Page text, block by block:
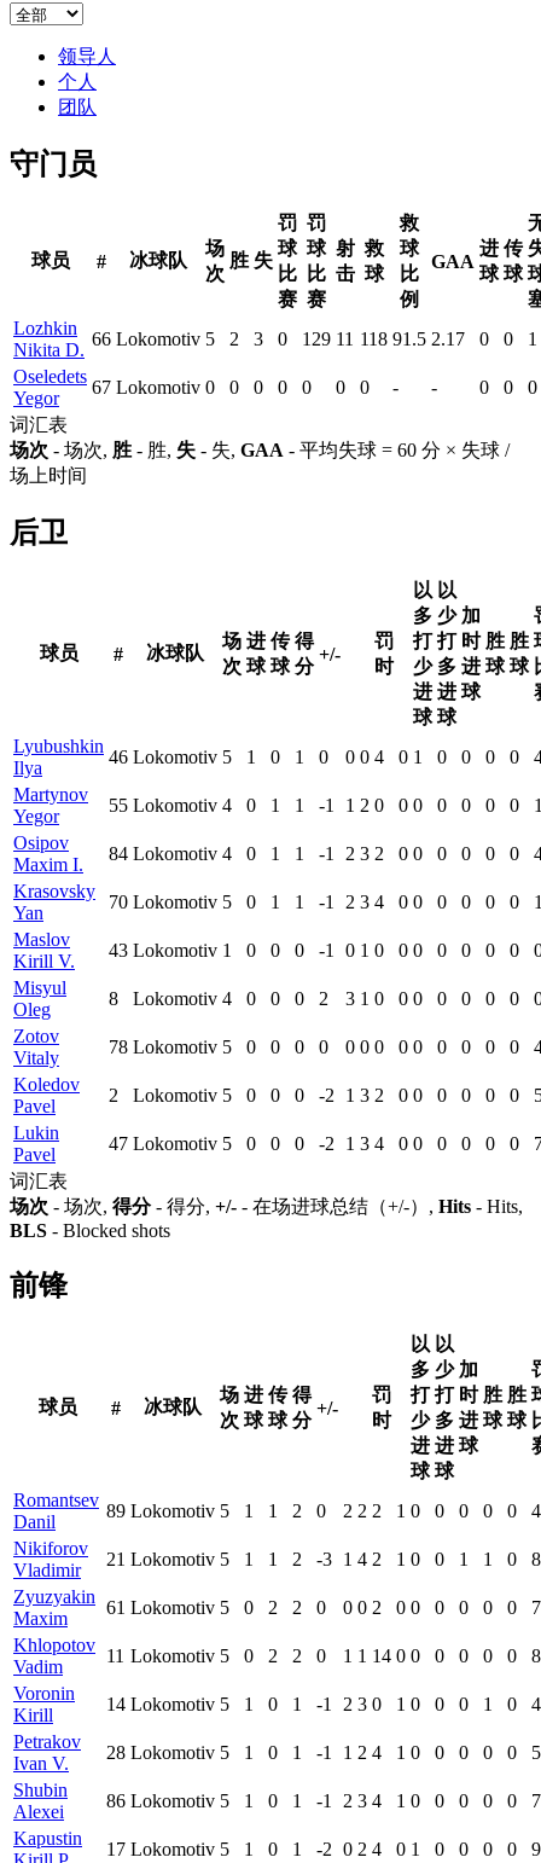
领导人
个人
团队
守门员
球员 # 冰球队
场
次
胜 失
罚
球
比
赛
罚
球
比
赛
射
击
救
球
救
球
比
例
GAA
进
球
传
球
Lozhkin
Nikita D.
66 Lokomotiv 5 2 3 0 129 11 118 91.5 2.17 0 0
1
Oseledets
Yegor
67 Lokomotiv 0 0 0 0 0 0 0 - - 0 0
0
词汇表
场次 - 场次, 胜 - 胜, 失 - 失, GAA - 平均失球 = 60 分 × 失球 /
场上时间
后卫
球员 # 冰球队
场
次
进
球
传
球
得
分
+/-
罚
时
以
多
打
少
进
球
以
少
打
多
进
球
加
时
进
球
胜
球
胜
球
Lyubushkin
Ilya
46 Lokomotiv 5 1 0 1 0 0 0 4 0 1 0 0 0 0
Martynov
Yegor
55 Lokomotiv 4 0 1 1 -1 1 2 0 0 0 0 0 0 0
Osipov
Maxim I.
84 Lokomotiv 4 0 1 1 -1 2 3 2 0 0 0 0 0 0
Krasovsky
Yan
70 Lokomotiv 5 0 1 1 -1 2 3 4 0 0 0 0 0 0
Maslov
Kirill V.
43 Lokomotiv 1 0 0 0 -1 0 1 0 0 0 0 0 0 0
Misyul
Oleg
8 Lokomotiv 4 0 0 0 2 3 1 0 0 0 0 0 0 0
Zotov
Vitaly
78 Lokomotiv 5 0 0 0 0 0 0 0 0 0 0 0 0 0
Koledov
Pavel
2 Lokomotiv 5 0 0 0 -2 1 3 2 0 0 0 0 0 0
Lukin
Pavel
47 Lokomotiv 5 0 0 0 -2 1 3 4 0 0 0 0 0 0
词汇表
场次 - 场次, 得分- 得分, +/- - 在场进球总结（+/-）, Hits - Hits,
BLS - Blocked shots
前锋
球员 # 冰球队
场
次
进
球
传
球
得
分
+/-
罚
时
以
多
打
少
进
球
以
少
打
多
进
球
加
时
进
球
胜
球
胜
球
Romantsev
Danil
89 Lokomotiv 5 1 1 2 0 2 2 2 1 0 0 0 0 0
4
Nikiforov
Vladimir
21 Lokomotiv 5 1 1 2 -3 1 4 2 1 0 0 1 1 0
8
Zyuzyakin
Maxim
61 Lokomotiv 5 0 2 2 0 0 0 2 0 0 0 0 0 0
7
Khlopotov
Vadim
11 Lokomotiv 5 0 2 2 0 1 1 14 0 0 0 0 0 0
8
Voronin
Kirill
14 Lokomotiv 5 1 0 1 -1 2 3 0 1 0 0 0 1 0
4
Petrakov
Ivan V.
28 Lokomotiv 5 1 0 1 -1 1 2 4 1 0 0 0 0 0
5
Shubin
Alexei
86 Lokomotiv 5 1 0 1 -1 2 3 4 1 0 0 0 0 0
7
Kapustin
17 Lokomotiv 5 1 0 1 -2 0 2 4 0 1 0 0 0 0 9